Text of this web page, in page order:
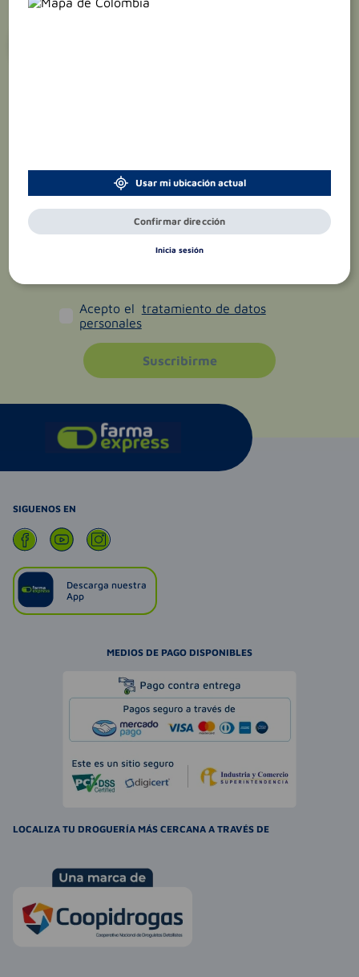
Acepto el tratamiento de datos
personales
Suscribirme
SIGUENOS EN
Descarga nuestra
App
MEDIOS DE PAGO DISPONIBLES
LOCALIZA TU DROGUERÍA MÁS CERCANA A TRAVÉS DE
Usar mi ubicación actual
Confirmar dirección
Inicia sesión